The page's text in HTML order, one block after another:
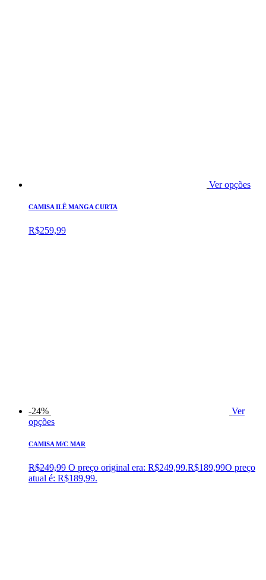
Ver opções
CAMISA ILÊ MANGA CURTA
R$259,99
-24%
Ver
opções
CAMISA M/C MAR
R$249,99 O preço original era: R$249,99.R$189,99O preço
atual é: R$189,99.